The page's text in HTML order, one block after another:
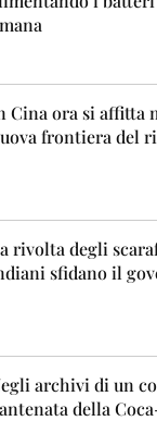
Cina ora si affitta
frontiera del
rivolta degli
sfidano il
archivi di un
della